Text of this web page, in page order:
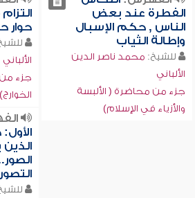
الفطرة عند بعض
الناس , حكم الإسبال
وإطالة الثياب
للشيخ: محمد ناصر الدين
الألباني
جزء من محاضرة ( الألبسة
والأزياء في الإسلام)
حوار
الألباني
جزء
الخوارج)
التصور